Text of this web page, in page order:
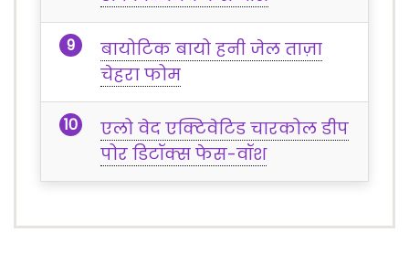
बायोटिक बायो हनी जेल ताज़ा
चेहरा फोम
एलो वेद एक्टिवेटिड चारकोल डीप
पोर डिटॉक्स फेस-वॉश